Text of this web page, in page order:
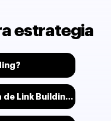
estrategia
¿Cómo Funciona una Estrategia de Link Building?